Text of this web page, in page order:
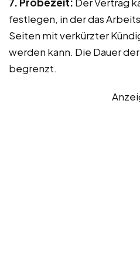
festlegen, in der das
Seiten mit verkürzter
werden kann. Die Dauer
begrenzt.